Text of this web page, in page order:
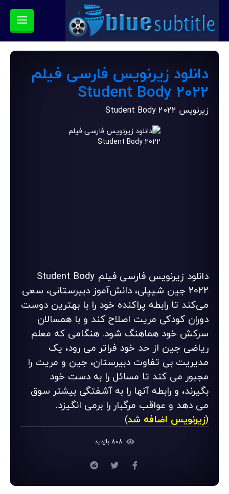
دانلود زیرنویس فارسی فیلم
Student Body 2022
زیرنویس Student Body 2022
دانلود زیرنویس فارسی فیلم Student Body
2022 جین شیپلی، دانش‌آموز دبیرستانی، سعی
می‌کند تا رابطه پراکنده خود را با بهترین دوست
دوران کودکی مریت اصلاح کند و با همسالان
سرکش خود هماهنگ شود. هنگامی که معلم
ریاضی جین از حد خود فراتر می رود، یک
مدیریت بی تفاوت دبیرستان، جین و مریت را
مجبور می کند تا مسائل را به دست خود
بگیرند، و رابطه آنها را به آشفتگی بیشتر سوق
می دهد و عواقب مرگبار را برمی انگیزد.
(زیرنویس اضافه شد)